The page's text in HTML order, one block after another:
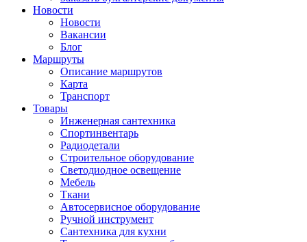
Новости
Новости
Вакансии
Блог
Маршруты
Описание маршрутов
Карта
Транспорт
Товары
Инженерная сантехника
Спортинвентарь
Радиодетали
Строительное оборудование
Светодиодное освещение
Мебель
Ткани
Автосервисное оборудование
Ручной инструмент
Сантехника для кухни